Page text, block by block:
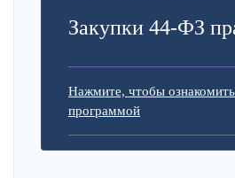
Закупки 44-ФЗ
Нажмите, чтобы
программой